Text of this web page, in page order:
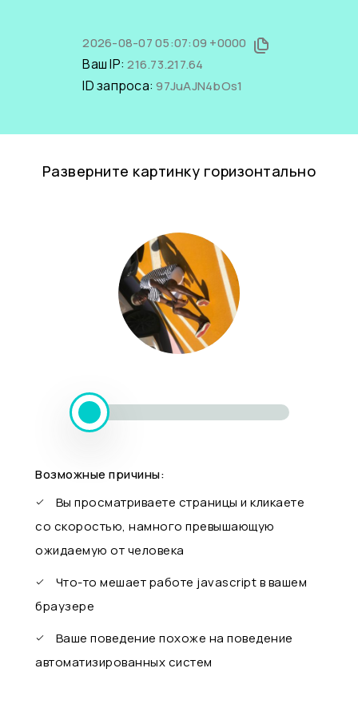
2026-08-07 05:07:09 +0000
Ваш IP:216.73.217.64
ID запроса:97JuAJN4bOs1
Разверните картинку горизонтально
Возможные причины:
Вы просматриваете страницы и кликаете
со скоростью, намного превышающую
ожидаемую от человека
Что-то мешает работе javascript в вашем
браузере
Ваше поведение похоже на поведение
автоматизированных систем